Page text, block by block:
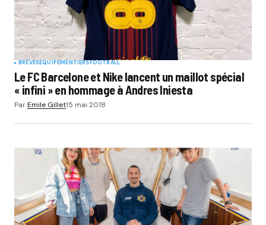
BRÈVESEQUIPEMENTIERSFOOTBALL
Le FC Barcelone et Nike lancent un maillot spécial
« infini » en hommage à Andres Iniesta
ParEmile Gillet15 mai 2018